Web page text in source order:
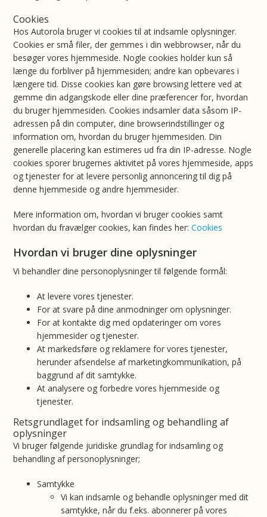
Cookies
Hos Autorola bruger vi cookies til at indsamle oplysninger.
Cookies er små filer, der gemmes i din webbrowser, når du
besøger vores hjemmeside. Nogle cookies holder kun så
længe du forbliver på hjemmesiden; andre kan opbevares i
længere tid. Disse cookies kan gøre browsing lettere ved at
gemme din adgangskode eller dine præferencer for, hvordan
du bruger hjemmesiden. Cookies indsamler data såsom IP-
adressen på din computer, dine browserindstillinger og
information om, hvordan du bruger hjemmesiden. Din
generelle placering kan estimeres ud fra din IP-adresse. Nogle
cookies sporer brugernes aktivitet på vores hjemmeside, apps
og tjenester for at levere personlig annoncering til dig på
denne hjemmeside og andre hjemmesider.
Mere information om, hvordan vi bruger cookies samt
hvordan du fravælger cookies, kan findes her:Cookies
Hvordan vi bruger dine oplysninger
Vi behandler dine personoplysninger til følgende formål:
At levere vores tjenester.
For at svare på dine anmodninger om oplysninger.
For at kontakte dig med opdateringer om vores
hjemmesider og tjenester.
At markedsføre og reklamere for vores tjenester,
herunder afsendelse af marketingkommunikation, på
baggrund af dit samtykke.
At analysere og forbedre vores hjemmeside og
tjenester.
Retsgrundlaget for indsamling og behandling af
oplysninger
Vi bruger følgende juridiske grundlag for indsamling og
behandling af personoplysninger;
Samtykke
Vi kan indsamle og behandle oplysninger med dit
samtykke, når du f.eks. abonnerer på vores